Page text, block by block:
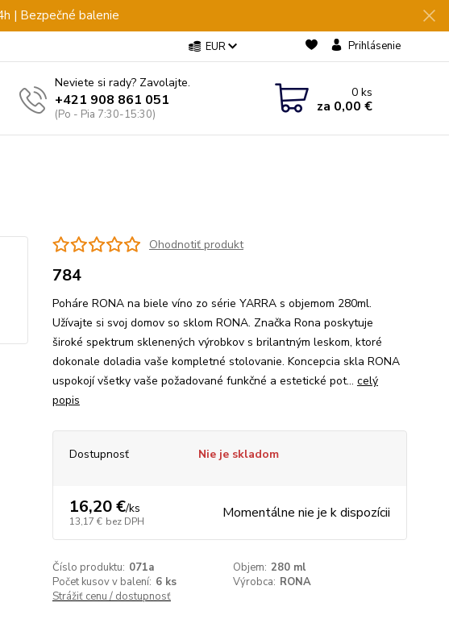
| Bezpečné balenie
EUR Prihlásenie
Neviete si rady? Zavolajte.
+421 908 861 051
(Po - Pia 7:30-15:30)
0ks
za 0,00 €
Ohodnotiť produkt
784
Poháre RONA na biele víno zo série YARRA s objemom 280ml.
Užívajte si svoj domov so sklom RONA. Značka Rona poskytuje
široké spektrum sklenených výrobkov s brilantným leskom, ktoré
dokonale doladia vaše kompletné stolovanie. Koncepcia skla RONA
uspokojí všetky vaše požadované funkčné a estetické pot... celý
popis
Dostupnosť Nie je skladom
16,20 €/ks
13,17 € bez DPH Momentálne nie je k dispozícii
Číslo produktu: 071a Objem: 280 ml
Počet kusov v balení: 6 ks Výrobca: RONA
Strážiť cenu / dostupnosť